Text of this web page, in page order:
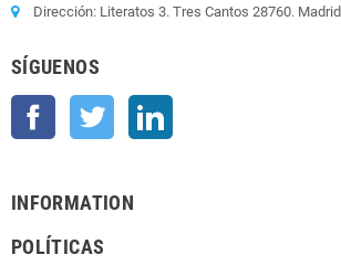
Dirección: Literatos 3. Tres Cantos 28760. Madrid
SÍGUENOS
Facebook Twitter
INFORMATION
POLÍTICAS